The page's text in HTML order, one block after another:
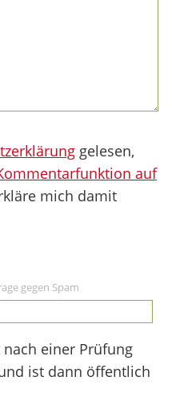
gelesen,
auf
mich damit
gegen Spam
einer Prüfung
ist dann öffentlich